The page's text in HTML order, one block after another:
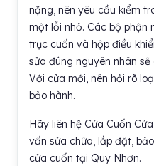
nặng, nên yêu cầu kiểm
một lỗi nhỏ. Các bộ phận
trục cuốn và hộp điều
sửa đúng nguyên nhân
Với cửa mới, nên hỏi rõ
bảo hành.
Hãy liên hệ Cửa Cuốn
vấn sửa chữa, lắp đặt,
cửa cuốn tại Quy Nhơn.